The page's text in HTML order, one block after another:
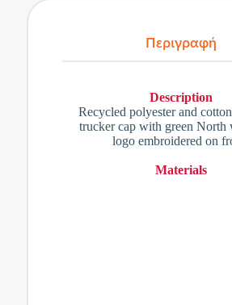
Περιγραφή
Description
Recycled polyester and
trucker cap with green North
logo embroidered on
Materials